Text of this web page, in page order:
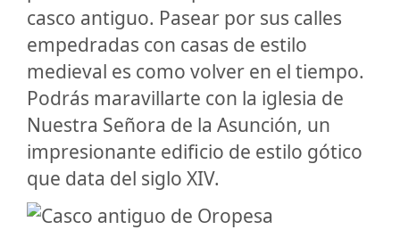
casco antiguo. Pasear por sus calles
empedradas con casas de estilo
medieval es como volver en el tiempo.
Podrás maravillarte con la iglesia de
Nuestra Señora de la Asunción, un
impresionante edificio de estilo gótico
que data del siglo XIV.